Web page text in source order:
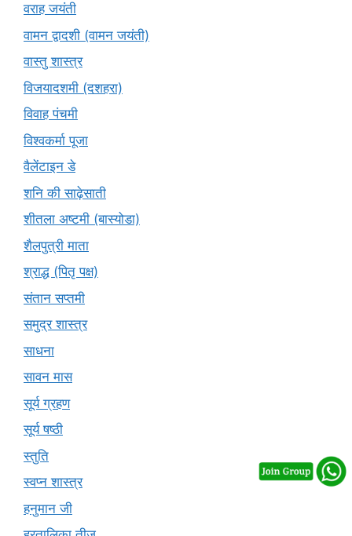
वराह जयंती
वामन द्वादशी (वामन जयंती)
वास्तु शास्त्र
विजयादशमी (दशहरा)
विवाह पंचमी
विश्वकर्मा पूजा
वैलेंटाइन डे
शनि की साढ़ेसाती
शीतला अष्टमी (बास्योडा)
शैलपुत्री माता
श्राद्ध (पितृ पक्ष)
संतान सप्तमी
समुद्र शास्त्र
साधना
सावन मास
सूर्य ग्रहण
सूर्य षष्ठी
स्तुति
स्वप्न शास्त्र
हनुमान जी